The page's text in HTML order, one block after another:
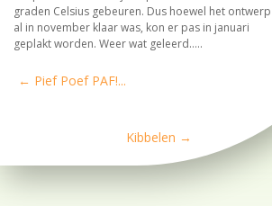
graden Celsius gebeuren. Dus hoewel het ontwerp
al in november klaar was, kon er pas in januari
geplakt worden. Weer wat geleerd…..
← Pief Poef PAF!...
Kibbelen →